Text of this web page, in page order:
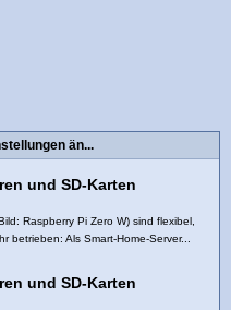
än...
und SD-Karten
Raspberry Pi Zero W) sind flexibel,
betrieben: Als Smart-Home-Server...
und SD-Karten